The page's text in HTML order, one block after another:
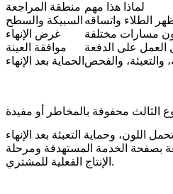
منطقة المراجعة لماذا هذا مهم
السبيكة والسطح الطلاء واتساقه
غرض الإنهاء
مسارات مختلفة
موافقة العينة
العمل على الدفعة
الحماية بعد الإنهاء والتعبئة، والفحص
الثالث محفوفة بالمخاطر أو مفيدة
بصفحة الخدمة المستهدفة ومرحلة
الإنتاج الفعلية للمشتري.